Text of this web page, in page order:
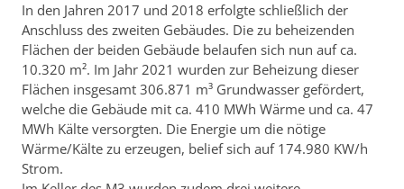
In den Jahren 2017 und 2018 erfolgte schließlich der
Anschluss des zweiten Gebäudes. Die zu beheizenden
Flächen der beiden Gebäude belaufen sich nun auf ca.
10.320 m². Im Jahr 2021 wurden zur Beheizung dieser
Flächen insgesamt 306.871 m³ Grundwasser gefördert,
welche die Gebäude mit ca. 410 MWh Wärme und ca. 47
MWh Kälte versorgten. Die Energie um die nötige
Wärme/Kälte zu erzeugen, belief sich auf 174.980 KW/h
Strom.